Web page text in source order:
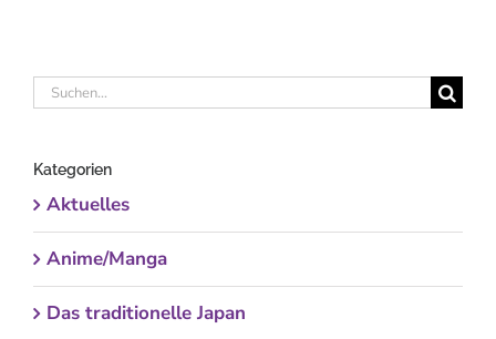
Suche
Kategorien
Aktuelles
Anime/Manga
Das traditionelle Japan